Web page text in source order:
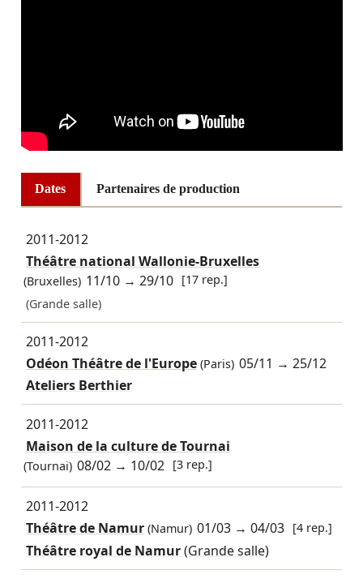
Dates Partenaires de production
2011-2012
Théâtre national Wallonie-Bruxelles
(Bruxelles) 11/10 →29/10 [17 rep.]
(Grande salle)
2011-2012
Odéon Théâtre de l'Europe(Paris) 05/11 →25/12
Ateliers Berthier
2011-2012
Maison de la culture de Tournai
(Tournai) 08/02 → 10/02 [3 rep.]
2011-2012
Théâtre de Namur(Namur) 01/03 →04/03 [4 rep.]
Théâtre royal de Namur(Grande salle)